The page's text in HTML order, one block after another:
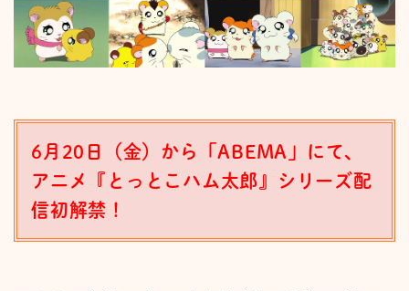
6 月20日（金）から「ABEMA」にて、
アニメ『とっとこハム太郎』シリーズ配
信初解禁！